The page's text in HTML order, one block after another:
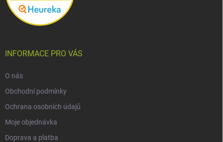
INFORMACE PRO VÁS
O nás
Obchodní podmínky
Ochrana osobních údajů
Moje objednávka
Doprava a platba